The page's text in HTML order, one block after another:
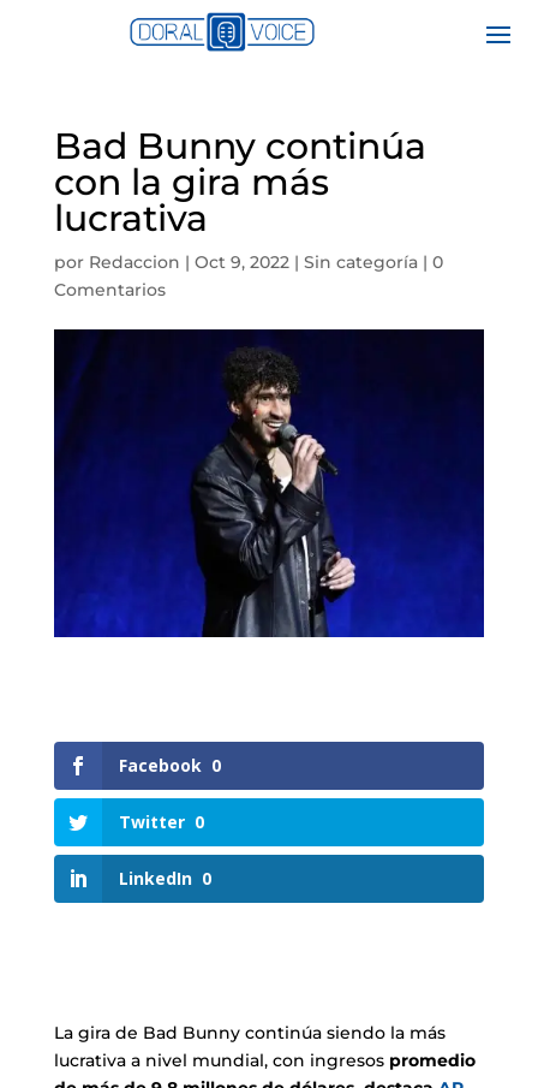
Bad Bunny continúa
con la gira más
lucrativa
por Redaccion | Oct 9, 2022| Sin categoría| 0
Comentarios
Facebook 0
Twitter 0
LinkedIn 0
La gira de Bad Bunny continúa siendo la más
lucrativa a nivel mundial, con ingresos promedio